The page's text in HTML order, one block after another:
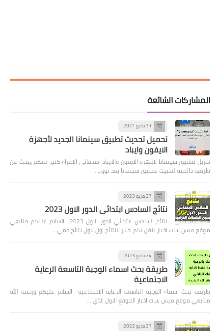
المشاركات الشائعة
31 مايو 2021
تحميل تحديث تطبيق سينمانا الجديد لأجهزة
الايفون وايباد
تنزيل تطبيق سينمانا لاجهزة الايفون والايباد اصدقائي الاعزاء كثير منكم يبحث عن
طريقة دائميه لتثبيت تطبيق سينمانا بعد توق…
27 مايو 2023
نتائج السادس ابتدائي الدور الاول 2023
نتائج السادس ابتدائي الدور الاول 2023 السلام عليكم متابعي
موقع ميس سات اخبار ننقل لكم اخبار النتائج اول باول نتائج جمي…
24 مايو 2023
طريقة بحث اسماء الوجبة التاسعة الرعاية
الاجتماعية
طريقة بحث اسماء الوجبة التاسعة الرعاية الاجتماعية السلام عليكم ورحمه الله
متابعي موقع ميس سات اخبار الموقع الاول الذي …
27 مايو 2022